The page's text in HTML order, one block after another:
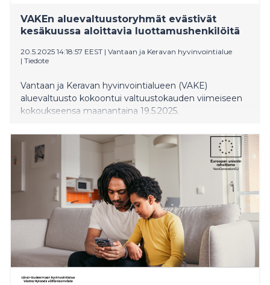
VAKEn aluevaltuustoryhmät evästivät
kesäkuussa aloittavia luottamushenkilöitä
20.5.2025 14:18:57 EEST | Vantaan ja Keravan hyvinvointialue
| Tiedote
Vantaan ja Keravan hyvinvointialueen (VAKE)
aluevaltuusto kokoontui valtuustokauden viimeiseen
kokoukseensa maanantaina 19.5.2025.